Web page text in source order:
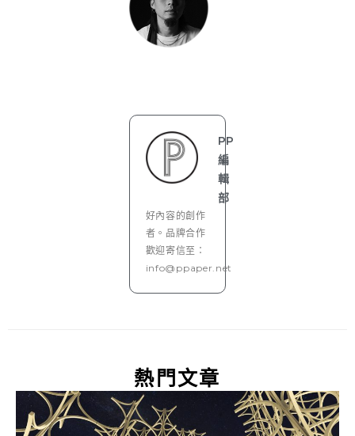
PP
編
輯
部
好內容的創作
者。品牌合作
歡迎寄信至：
info@ppaper.net
熱門文章